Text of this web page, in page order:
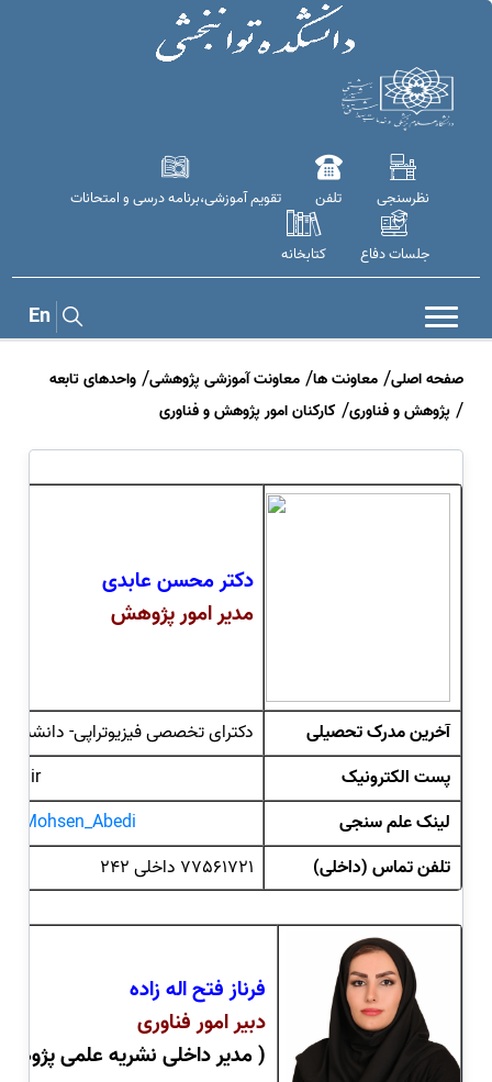
نظرسنجی تلفن تقویم آموزشی،برنامه درسی و امتحانات
جلسات دفاع کتابخانه
En
صفحه اصلی معاونت ها معاونت آموزشی پژوهشی واحدهای تابعه
پژوهش و فناوری کارکنان امور پژوهش و فناوری
دکتر محسن عابدی
مدیر امور پژوهش
آخرین مدرک تحصیلی
دکترای تخصصی فیزیوتراپی- دانشیار
پست الکترونیک
لینک علم سنجی
Mohsen_Abedi
تلفن تماس (داخلی)
77561721 داخلی 242
فرناز فتح اله زاده
دبیر امور فناوری
( مدیر داخلی نشریه علمی